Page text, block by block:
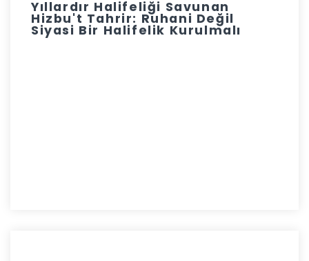
Yıllardır Halifeliği Savunan
Hizbu't Tahrir: Ruhani Değil
Siyasi Bir Halifelik Kurulmalı